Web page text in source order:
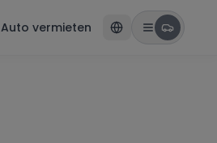
Auto vermieten